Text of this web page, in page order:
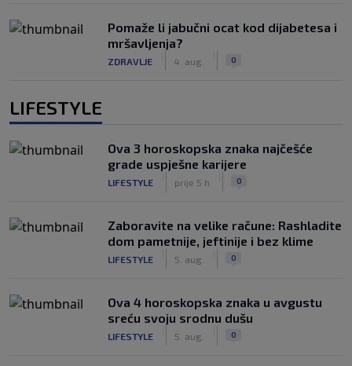
Pomaže li jabučni ocat kod dijabetesa i
mršavljenja?
ZDRAVLJE 4. aug. 0
LIFESTYLE
Ova 3 horoskopska znaka najčešće
grade uspješne karijere
LIFESTYLE prije 5 h 0
Zaboravite na velike račune: Rashladite
dom pametnije, jeftinije i bez klime
LIFESTYLE 5. aug. 0
Ova 4 horoskopska znaka u avgustu
sreću svoju srodnu dušu
LIFESTYLE 5. aug. 0